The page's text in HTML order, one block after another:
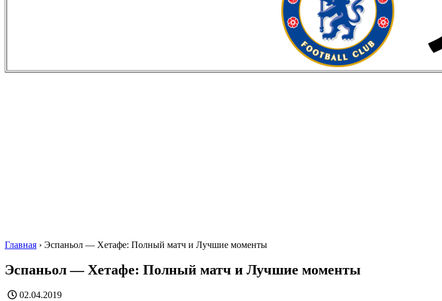
Главная › Эспаньол — Хетафе: Полный матч и Лучшие моменты
Эспаньол — Хетафе: Полный матч и Лучшие моменты
02.04.2019